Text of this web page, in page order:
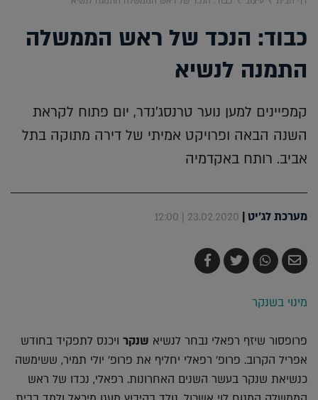
כבוד: הנכד של ראש הממשלה
התמנה לנשיא
קמפיינים למען נוער טרנסג'נדר, יום פתוח לקראת
השנה הבאה ופרויקט אמיתי של דירה מתוקה בתל
אביב. רותח באקדמיה
מערכת לג'יט|
23.02.2020 | 12:00
שלח
בדואר
שתף
ב-
צייץ
ב-
שתף
ב-
מינוי בשנקר
פרופסור שיזף רפאלי נבחר לנשיא שנקר ויכנס לתפקיד בחודש
אפריל הקרוב. פרופ' רפאלי יחליף את פרופ' יולי תמיר, ששימשה
כנשיאת שנקר בעשר השנים האחרונות. רפאלי, נכדו של ראש